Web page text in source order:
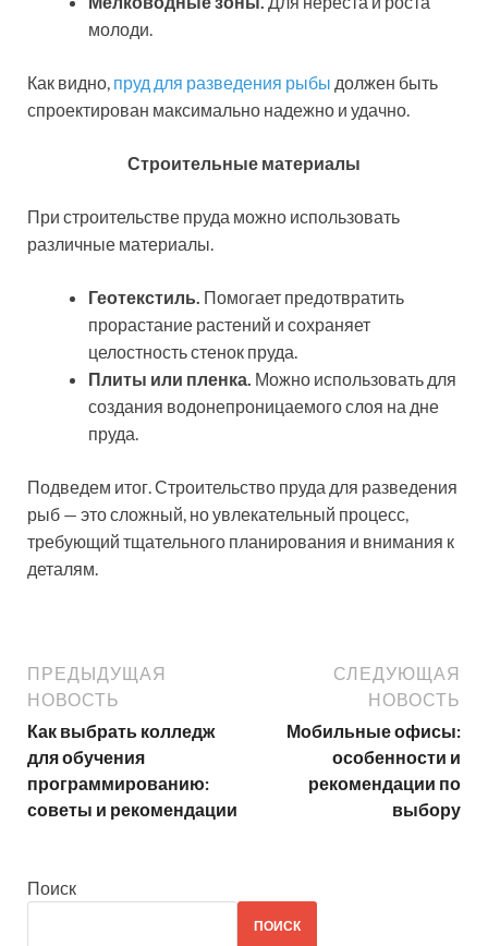
молоди.
Как видно, пруд для разведения рыбы должен быть
спроектирован максимально надежно и удачно.
Строительные материалы
При строительстве пруда можно использовать
различные материалы.
Геотекстиль. Помогает предотвратить
прорастание растений и сохраняет
целостность стенок пруда.
Плиты или пленка. Можно использовать для
создания водонепроницаемого слоя на дне
пруда.
Подведем итог. Строительство пруда для разведения
рыб — это сложный, но увлекательный процесс,
требующий тщательного планирования и внимания к
деталям.
ПРЕДЫДУЩАЯ
НОВОСТЬ
Как выбрать колледж
для обучения
программированию:
советы и рекомендации
СЛЕДУЮЩАЯ
НОВОСТЬ
Мобильные офисы:
особенности и
рекомендации по
выбору
Поиск
ПОИСК